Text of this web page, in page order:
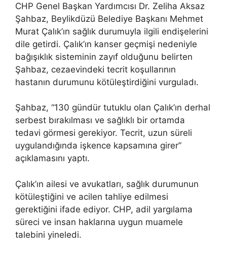
CHP Genel Başkan Yardımcısı Dr. Zeliha Aksaz
Şahbaz, Beylikdüzü Belediye Başkanı Mehmet
Murat Çalık’ın sağlık durumuyla ilgili endişelerini
dile getirdi. Çalık’ın kanser geçmişi nedeniyle
bağışıklık sisteminin zayıf olduğunu belirten
Şahbaz, cezaevindeki tecrit koşullarının
hastanın durumunu kötüleştirdiğini vurguladı.
Şahbaz, “130 gündür tutuklu olan Çalık’ın derhal
serbest bırakılması ve sağlıklı bir ortamda
tedavi görmesi gerekiyor. Tecrit, uzun süreli
uygulandığında işkence kapsamına girer”
açıklamasını yaptı.
Çalık’ın ailesi ve avukatları, sağlık durumunun
kötüleştiğini ve acilen tahliye edilmesi
gerektiğini ifade ediyor. CHP, adil yargılama
süreci ve insan haklarına uygun muamele
talebini yineledi.